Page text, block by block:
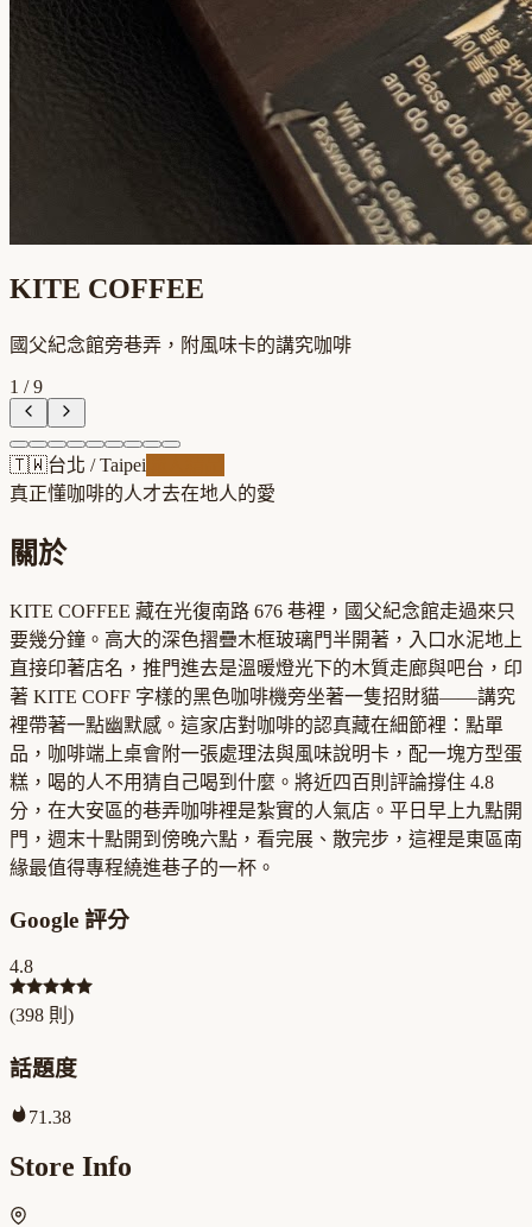
KITE COFFEE
國父紀念館旁巷弄，附風味卡的講究咖啡
1 /9
🇹🇼台北 /Taipei
真正懂咖啡的人才去在地人的愛
關於
KITE COFFEE 藏在光復南路 676 巷裡，國父紀念館走過來只
要幾分鐘。高大的深色摺疊木框玻璃門半開著，入口水泥地上
直接印著店名，推門進去是溫暖燈光下的木質走廊與吧台，印
著 KITE COFF 字樣的黑色咖啡機旁坐著一隻招財貓——講究
裡帶著一點幽默感。這家店對咖啡的認真藏在細節裡：點單
品，咖啡端上桌會附一張處理法與風味說明卡，配一塊方型蛋
糕，喝的人不用猜自己喝到什麼。將近四百則評論撐住 4.8
分，在大安區的巷弄咖啡裡是紮實的人氣店。平日早上九點開
門，週末十點開到傍晚六點，看完展、散完步，這裡是東區南
緣最值得專程繞進巷子的一杯。
Google 評分
4.8
(398 則)
話題度
71.38
Store Info